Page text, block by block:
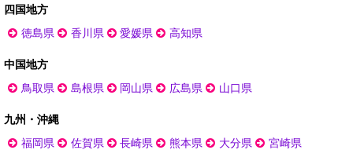
四国地方
徳島県
香川県 愛媛県 高知県
中国地方
鳥取県
島根県 岡山県 広島県 山口県
九州・沖縄
福岡県
佐賀県 長崎県 熊本県 大分県
宮崎県